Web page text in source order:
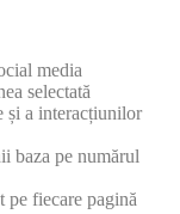
media
selectată
și a interacțiunilor
baza pe numărul
fiecare pagină